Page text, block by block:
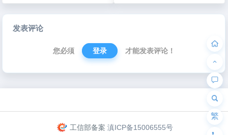
发表评论
您必须 登录 才能发表评论！
工信部备案 滇ICP备15006555号
繁